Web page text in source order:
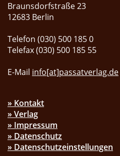
Braunsdorfstraße 23
12683 Berlin
Telefon (030) 500 185 0
Telefax (030) 500 185 55
E-Mail info[at]passatverlag.de
» Kontakt
» Verlag
» Impressum
» Datenschutz
» Datenschutzeinstellungen